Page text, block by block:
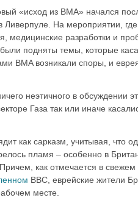
«исход из BMA» начался
На мероприятии,
медицинские разработки и
подняты темы, которые
BMA возникали споры, и
неэтичного в обсуждении
Газа так или иначе
как сарказм, учитывая, что
пламя – особенно в
как отмечается в свежем
BBC, еврейские жители
месте.